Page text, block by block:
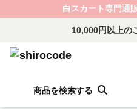
白スカート専門通
10,000円以上の
商品を検索する